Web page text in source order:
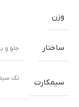
وزن
ساختار جلو و
سیمکارت
تک سیم